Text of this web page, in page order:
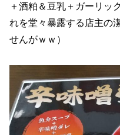
＋酒粕＆豆乳＋ガーリッ
れを堂々暴露する店主の
せんがｗｗ）